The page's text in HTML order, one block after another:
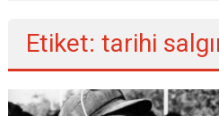
Etiket: tarihi